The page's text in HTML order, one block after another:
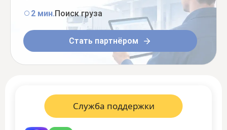
2 мин.Поиск груза
Стать партнёром
Служба поддержки